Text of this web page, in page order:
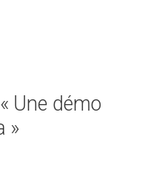
Une démo
»